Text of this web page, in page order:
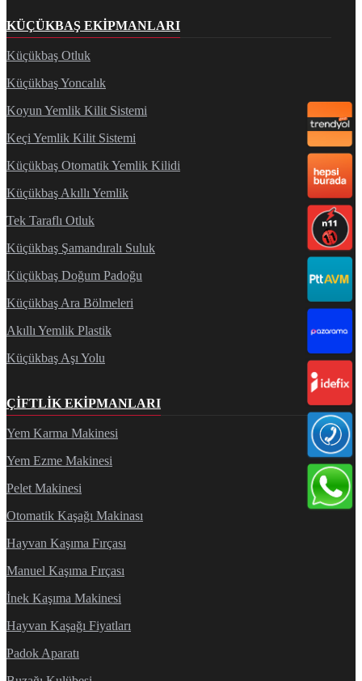
KÜÇÜKBAŞ EKIPMANLARI
Küçükbaş Otluk
Küçükbaş Yoncalık
Koyun Yemlik Kilit Sistemi
Keçi Yemlik Kilit Sistemi
Küçükbaş Otomatik Yemlik Kilidi
Küçükbaş Akıllı Yemlik
Tek Taraflı Otluk
Küçükbaş Şamandıralı Suluk
Küçükbaş Doğum Padoğu
Küçükbaş Ara Bölmeleri
Akıllı Yemlik Plastik
Küçükbaş Aşı Yolu
ÇIFTLIK EKIPMANLARI
Yem Karma Makinesi
Yem Ezme Makinesi
Pelet Makinesi
Otomatik Kaşağı Makinası
Hayvan Kaşıma Fırçası
Manuel Kaşıma Fırçası
İnek Kaşıma Makinesi
Hayvan Kaşağı Fiyatları
Padok Aparatı